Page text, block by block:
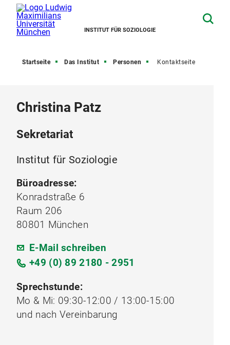
INSTITUT FÜR SOZIOLOGIE
Startseite Das Institut Personen Kontaktseite
Christina Patz
Sekretariat
Institut für Soziologie
Büroadresse:
Konradstraße 6
Raum 206
80801 München
E-Mail schreiben
+49 (0) 89 2180 - 2951
Sprechstunde:
Mo & Mi: 09:30-12:00 / 13:00-15:00
und nach Vereinbarung